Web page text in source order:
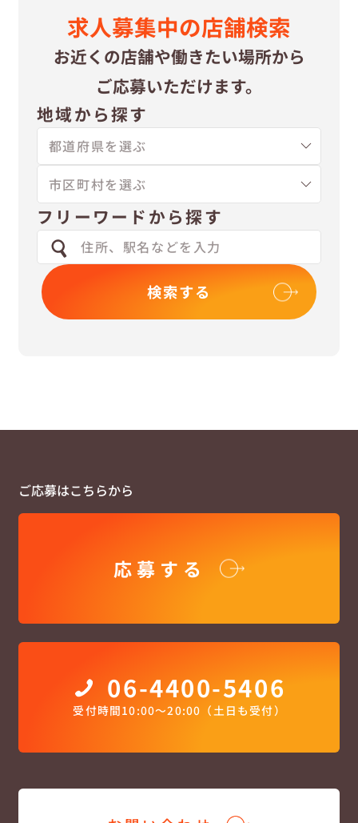
求⼈募集中の店舗検索
お近くの店舗や働きたい場所から
ご応募いただけます。
地域から探す
フリーワードから探す
検索する
ご応募はこちらから
応募する
06-4400-5406
受付時間10:00〜20:00（土日も受付）